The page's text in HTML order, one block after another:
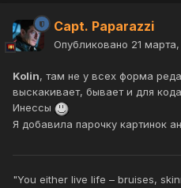
Capt. Paparazzi
Опубликовано 21 марта,
Kolin, там не у всех форма
выскакивает, бывает и для
Инессы
Я добавила парочку картинок
"You either live life – bruises,